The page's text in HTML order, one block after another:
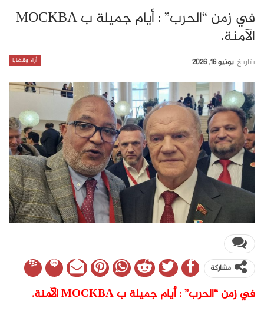
في زمن “الحرب” : أيام جميلة ب MOCKBA
الآمنة.
أراء وقضايا بتاريخ يونيو 16, 2026
مشاركة
في زمن “الحرب” : أيام جميلة ب MOCKBA الآمنة.